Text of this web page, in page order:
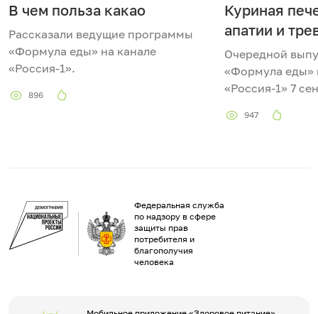
В чем польза какао
Рассказали ведущие программы
«Формула еды» на канале
«Россия-1».
896
Куриная
апатии и
Очередной
«Формула еды»
«Россия-1» 7
947
Федеральная служба
по надзору в сфере
защиты прав
потребителя и
благополучия
человека